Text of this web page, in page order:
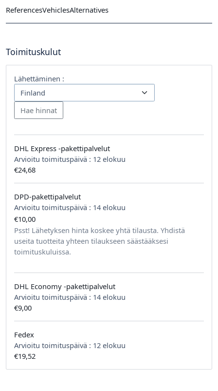
ReferencesVehiclesAlternatives
Toimituskulut
Lähettäminen :
DHL Express -pakettipalvelut
Arvioitu toimituspäivä : 12 elokuu
€24,68
DPD-pakettipalvelut
Arvioitu toimituspäivä : 14 elokuu
€10,00
Psst! Lähetyksen hinta koskee yhtä tilausta. Yhdistä
useita tuotteita yhteen tilaukseen säästääksesi
toimituskuluissa.
DHL Economy -pakettipalvelut
Arvioitu toimituspäivä : 14 elokuu
€9,00
Fedex
Arvioitu toimituspäivä : 12 elokuu
€19,52